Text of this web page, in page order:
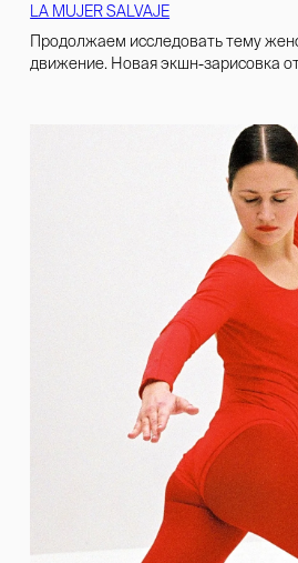
LA MUJER SALVAJE
Продолжаем исследовать тему
движение. Новая экшн-зарисовка